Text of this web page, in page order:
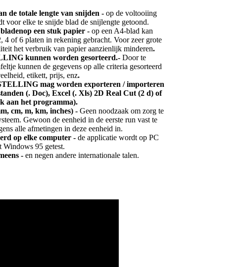
de totale lengte van snijden - op de voltooiing
voor elke te snijde blad de snijlengte getoond.
een stuk papier - op een A4-blad kan
4 of 6 platen in rekening gebracht. Voor zeer grote
het verbruik van papier aanzienlijk minderen.
kunnen worden gesorteerd.- Door te
kunnen de gegevens op alle criteria gesorteerd
etikett, prijs, enz.
mag worden exporteren / importeren
(. Doc), Excel (. Xls) 2D Real Cut (2 d) of
aan het programma).
cm, m, km, inches) - Geen noodzaak om zorg te
Gewoon de eenheid in de eerste run vast te
alle afmetingen in deze eenheid in.
op elke computer - de applicatie wordt op PC
95 getest.
- en negen andere internationale talen.